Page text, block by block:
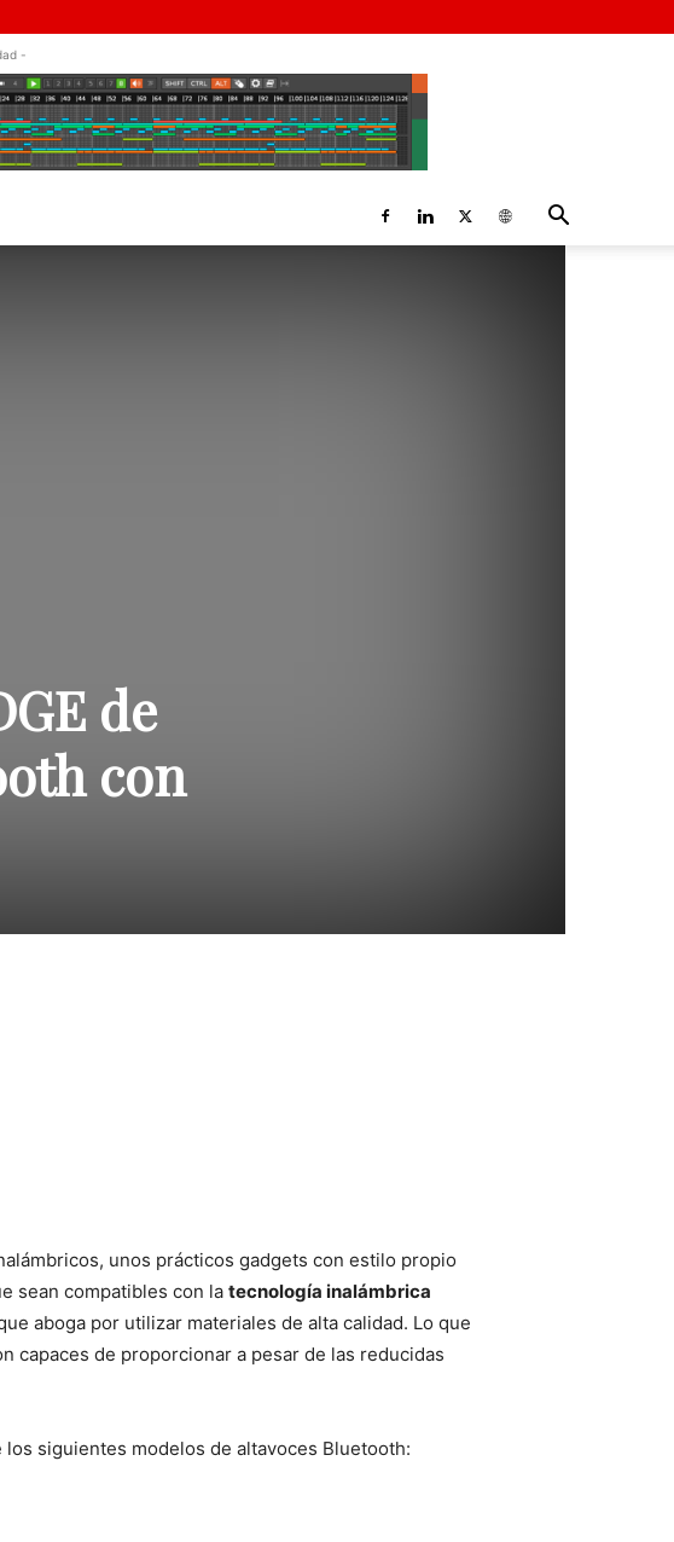
-
de
con
unos prácticos gadgets con estilo propio
sean compatibles con la tecnología inalámbrica
aboga por utilizar materiales de alta calidad. Lo que
capaces de proporcionar a pesar de las reducidas
siguientes modelos de altavoces Bluetooth: